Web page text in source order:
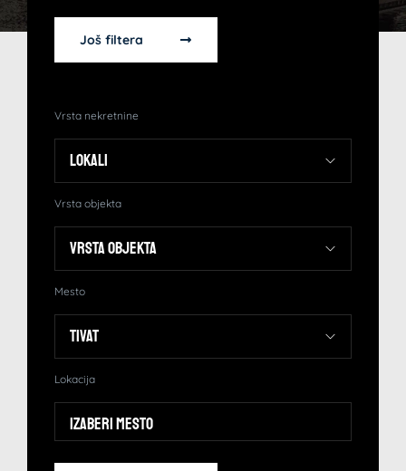
Još filtera
Vrsta nekretnine
Vrsta objekta
Mesto
Lokacija
Izaberi mesto